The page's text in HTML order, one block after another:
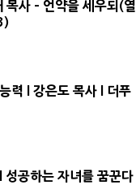
사 - 언약을 세우되(열
력 l 강은도 목사 l 더푸
성공하는 자녀를 꿈꾼다